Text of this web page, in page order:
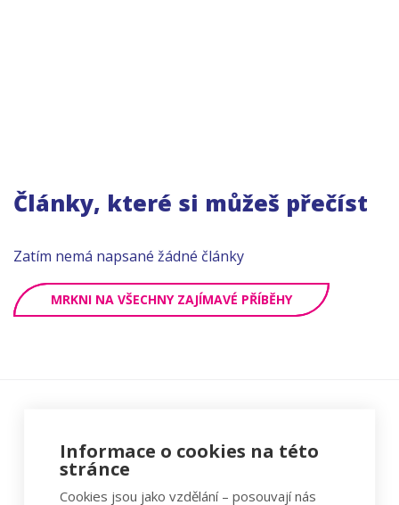
Články, které si můžeš přečíst
Zatím nemá napsané žádné články
MRKNI NA VŠECHNY ZAJÍMAVÉ PŘÍBĚHY
Informace o cookies na této
stránce
Cookies jsou jako vzdělání – posouvají nás